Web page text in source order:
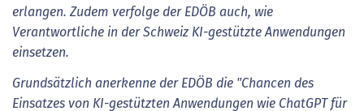
erlangen. Zudem verfolge der EDÖB auch, wie
Verantwortliche in der Schweiz KI-gestützte Anwendungen
einsetzen.
Grundsätzlich anerkenne der EDÖB die "Chancen des
Einsatzes von KI-gestützten Anwendungen wie ChatGPT für